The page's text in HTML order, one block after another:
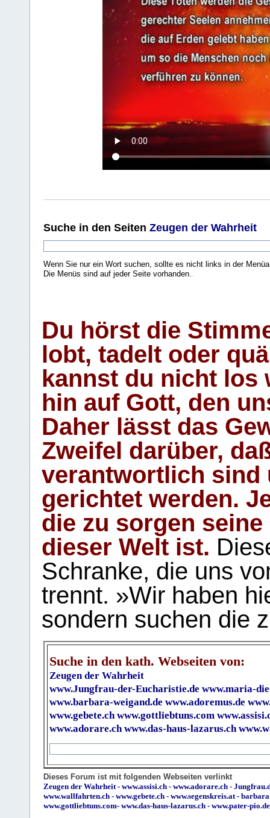
Suche in den Seiten Zeugen der Wahrheit
Wenn Sie nur ein Wort suchen, sollte es nicht links in der
Die Menüs sind auf jeder Seite vorhanden.
Du hörst die
lobt, tadelt oder
kannst du nicht los
hin auf Gott, den
Daher lässt das
Zweifel darüber,
verantwortlich sind
gerichtet werden.
die zu sorgen
dieser Welt ist.
Schranke, die uns
trennt. »Wir haben
sondern suchen die
Suche in den kath. Webseiten von:
Zeugen der Wahrheit
www.Jungfrau-der-Eucharistie.de www.maria-
www.barbara-weigand.de www.adoremus.de
www.gebete.ch www.gottliebtuns.com
www.adorare.ch www.das-haus-lazarus.ch
Dieses Forum ist mit folgenden Webseiten verlinkt
Zeugen der Wahrheit - www.assisi.ch - www.adorare.ch -
www.wallfahrten.ch - www.gebete.ch - www.segenskreis.at -
www.gottliebtuns.com- www.das-haus-lazarus.ch - www.pater-pio.de